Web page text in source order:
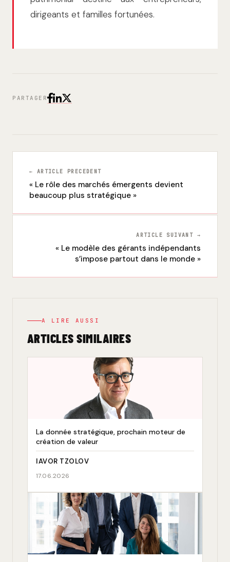
dirigeants et familles fortunées.
PARTAGER
← ARTICLE PRECEDENT
« Le rôle des marchés émergents devient
beaucoup plus stratégique »
ARTICLE SUIVANT →
« Le modèle des gérants indépendants
s’impose partout dans le monde »
A LIRE AUSSI
ARTICLES SIMILAIRES
La donnée stratégique, prochain moteur de
création de valeur
IAVOR TZOLOV
17.06.2026